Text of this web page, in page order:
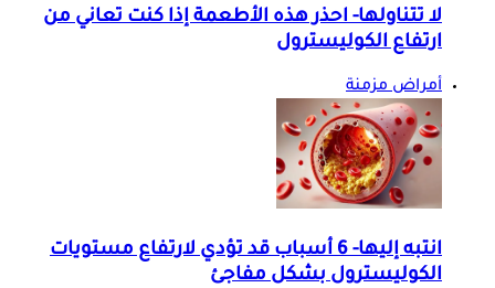
لا تتناولها- احذر هذه الأطعمة إذا كنت تعاني من
ارتفاع الكوليسترول
أمراض مزمنة
انتبه إليها- 6 أسباب قد تؤدي لارتفاع مستويات
الكوليسترول بشكل مفاجئ